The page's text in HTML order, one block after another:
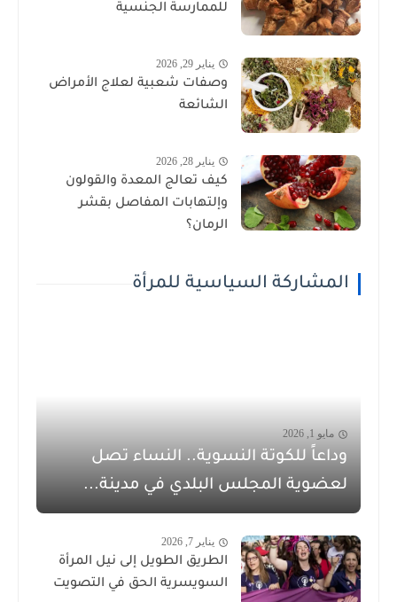
للممارسة الجنسية
يناير 29, 2026
وصفات شعبية لعلاج الأمراض
الشائعة
يناير 28, 2026
كيف تعالج المعدة والقولون
وإلتهابات المفاصل بقشر
الرمان؟
المشاركة السياسية للمرأة
مايو 1, 2026
وداعاً للكوتة النسوية.. النساء تصل
لعضوية المجلس البلدي في مدينة...
يناير 7, 2026
الطريق الطويل إلى نيل المرأة
السويسرية الحق في التصويت